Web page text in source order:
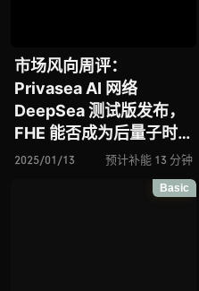
市场风向周评：
Privasea AI 网络
DeepSea 测试版发布，
FHE 能否成为后量子时
代的数据隐私选择？论
AI Agent 区块链网络
DIN 推出测试网构建去中
2025/01/13 预计补能 13 分钟
Basic